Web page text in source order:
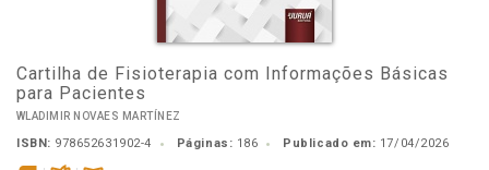
Cartilha de Fisioterapia com Informações Básicas
para Pacientes
WLADIMIR NOVAES MARTÍNEZ
ISBN: 978652631902-4 Páginas: 186 Publicado em: 17/04/2026